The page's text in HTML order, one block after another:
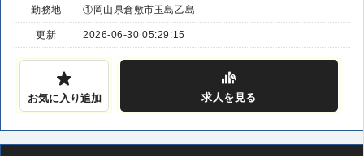
勤務地 ①岡山県倉敷市玉島乙島
更新 2026-06-30 05:29:15
お気に入り追加 求人を見る